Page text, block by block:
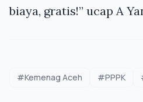
biaya, gratis!” ucap A
#Kemenag Aceh #PPPK